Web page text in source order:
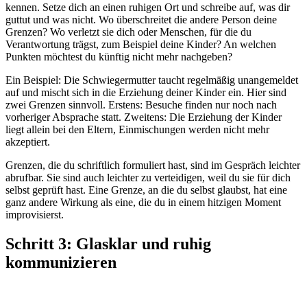
kennen. Setze dich an einen ruhigen Ort und schreibe auf, was dir
guttut und was nicht. Wo überschreitet die andere Person deine
Grenzen? Wo verletzt sie dich oder Menschen, für die du
Verantwortung trägst, zum Beispiel deine Kinder? An welchen
Punkten möchtest du künftig nicht mehr nachgeben?
Ein Beispiel: Die Schwiegermutter taucht regelmäßig unangemeldet
auf und mischt sich in die Erziehung deiner Kinder ein. Hier sind
zwei Grenzen sinnvoll. Erstens: Besuche finden nur noch nach
vorheriger Absprache statt. Zweitens: Die Erziehung der Kinder
liegt allein bei den Eltern, Einmischungen werden nicht mehr
akzeptiert.
Grenzen, die du schriftlich formuliert hast, sind im Gespräch leichter
abrufbar. Sie sind auch leichter zu verteidigen, weil du sie für dich
selbst geprüft hast. Eine Grenze, an die du selbst glaubst, hat eine
ganz andere Wirkung als eine, die du in einem hitzigen Moment
improvisierst.
Schritt 3: Glasklar und ruhig
kommunizieren